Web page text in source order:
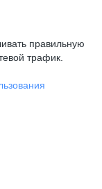
правильную
трафик.